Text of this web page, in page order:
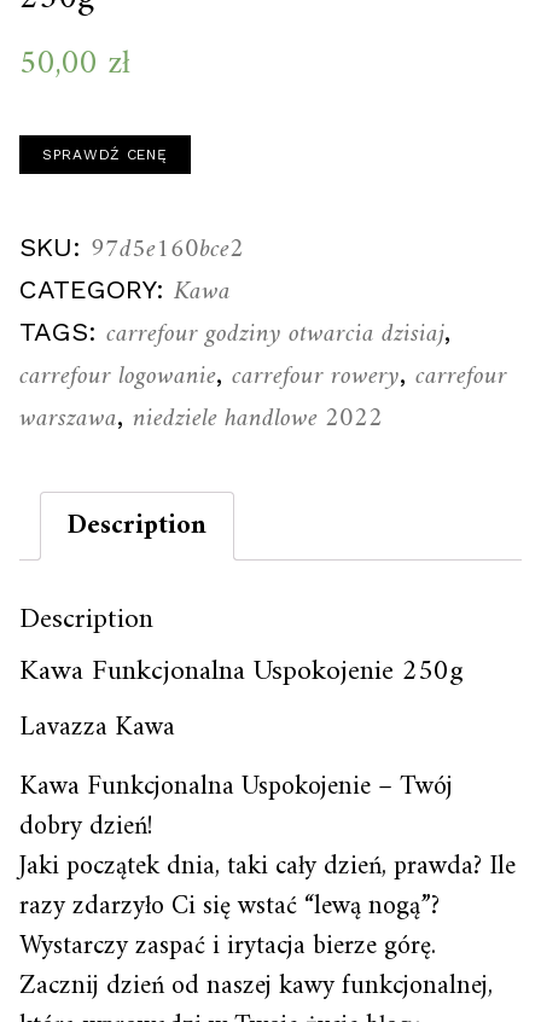
50,00 zł
SPRAWDŹ CENĘ
SKU: 97d5e160bce2
CATEGORY: Kawa
TAGS: carrefour godziny otwarcia dzisiaj,
carrefour logowanie, carrefour rowery, carrefour
warszawa, niedziele handlowe 2022
Description
Description
Kawa Funkcjonalna Uspokojenie 250g
Lavazza Kawa
Kawa Funkcjonalna Uspokojenie – Twój
dobry dzień!
Jaki początek dnia, taki cały dzień, prawda? Ile
razy zdarzyło Ci się wstać “lewą nogą”?
Wystarczy zaspać i irytacja bierze górę.
Zacznij dzień od naszej kawy funkcjonalnej,